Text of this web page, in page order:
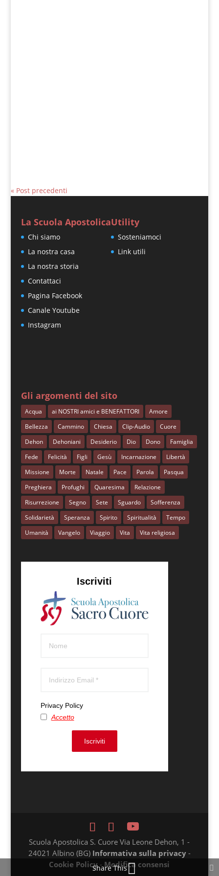
« Post precedenti
La Scuola Apostolica
Chi siamo
La nostra casa
La nostra storia
Contattaci
Pagina Facebook
Canale Youtube
Instagram
Utility
Sosteniamoci
Link utili
Gli argomenti del sito
Acqua ai NOSTRI amici e BENEFATTORI
Amore
Bellezza
Cammino Chiesa Clip-Audio
Cuore
Dehon
Dehoniani Desiderio Dio Dono
Famiglia
Fede
Felicità Figli Gesù Incarnazione
Libertà
Missione
Morte Natale Pace Parola
Pasqua
Preghiera
Profughi Quaresima
Relazione
Risurrezione
Segno Sete Sguardo
Sofferenza
Solidarietà
Speranza Spirito Spiritualità
Tempo
Umanità
Vangelo Viaggio Vita Vita religiosa
Iscriviti
Privacy Policy
Accetto
Iscriviti
Scuola Apostolica S. Cuore Via Leone Dehon, 1 -
24021 Albino (BG) Informativa sulla privacy-
Cookie Policy-Modifica consensi
Share This